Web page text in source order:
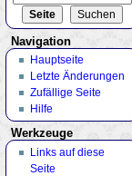
Navigation
Hauptseite
Letzte Änderungen
Zufällige Seite
Hilfe
Werkzeuge
Links auf diese
Seite